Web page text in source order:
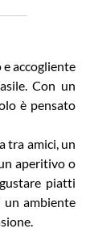
accogliente
Con un
è pensato
tra amici, un
aperitivo o
piatti
ambiente